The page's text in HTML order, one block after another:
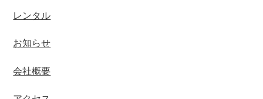
レンタル
お知らせ
会社概要